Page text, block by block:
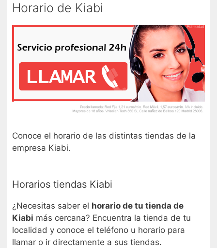
Horario de Kiabi
Conoce el horario de las distintas tiendas de la
empresa Kiabi.
Horarios tiendas Kiabi
¿Necesitas saber el horario de tu tienda de
Kiabi más cercana? Encuentra la tienda de tu
localidad y conoce el teléfono u horario para
llamar o ir directamente a sus tiendas.